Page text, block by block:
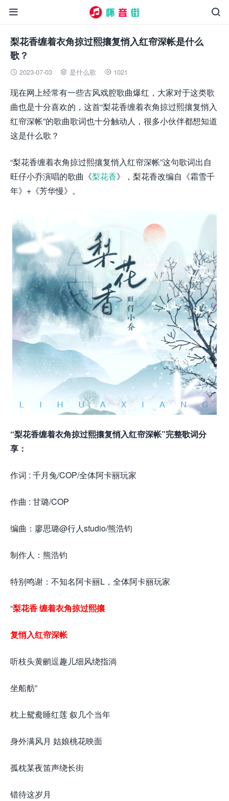


梨花香缠着衣角掠过熙攘复悄入红帘深帐是什么
歌？
 2023-07-03  是什么歌  1021
现在网上经常有一些古风戏腔歌曲爆红，大家对于这类歌
曲也是十分喜欢的，这首“梨花香缠着衣角掠过熙攘复悄入
红帘深帐”的歌曲歌词也十分触动人，很多小伙伴都想知道
这是什么歌？
“梨花香缠着衣角掠过熙攘复悄入红帘深帐”这句歌词出自
旺仔小乔演唱的歌曲《梨花香》，梨花香改编自《霜雪千
年》+《芳华慢》。
“梨花香缠着衣角掠过熙攘复悄入红帘深帐”完整歌词分
享：
作词 : 千月兔/COP/全体阿卡丽玩家
作曲 : 甘璐/COP
编曲：廖思璐@行人studio/熊浩钧
制作人：熊浩钧
特别鸣谢：不知名阿卡丽L，全体阿卡丽玩家
“梨花香 缠着衣角掠过熙攘
复悄入红帘深帐
听枝头黄鹂逗趣儿细风绕指淌
坐船舫”
枕上鸳鸯睡红莲 叙几个当年
身外满风月 姑娘桃花映面
孤枕某夜笛声绕长街
错待这岁月